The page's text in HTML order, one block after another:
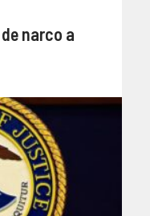
narco a